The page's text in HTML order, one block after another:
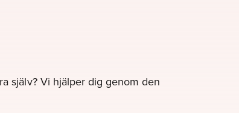
själv? Vi hjälper dig genom den